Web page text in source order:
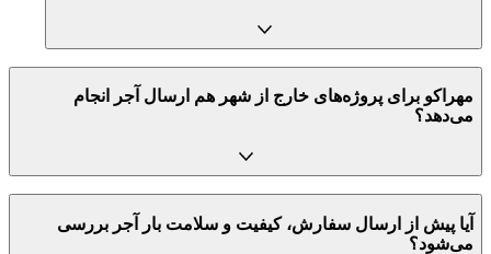
مهراکو برای پروژه‌های خارج از شهر هم ارسال آجر انجام
می‌دهد؟
آیا پیش از ارسال سفارش، کیفیت و سلامت بار آجر بررسی
می‌شود؟